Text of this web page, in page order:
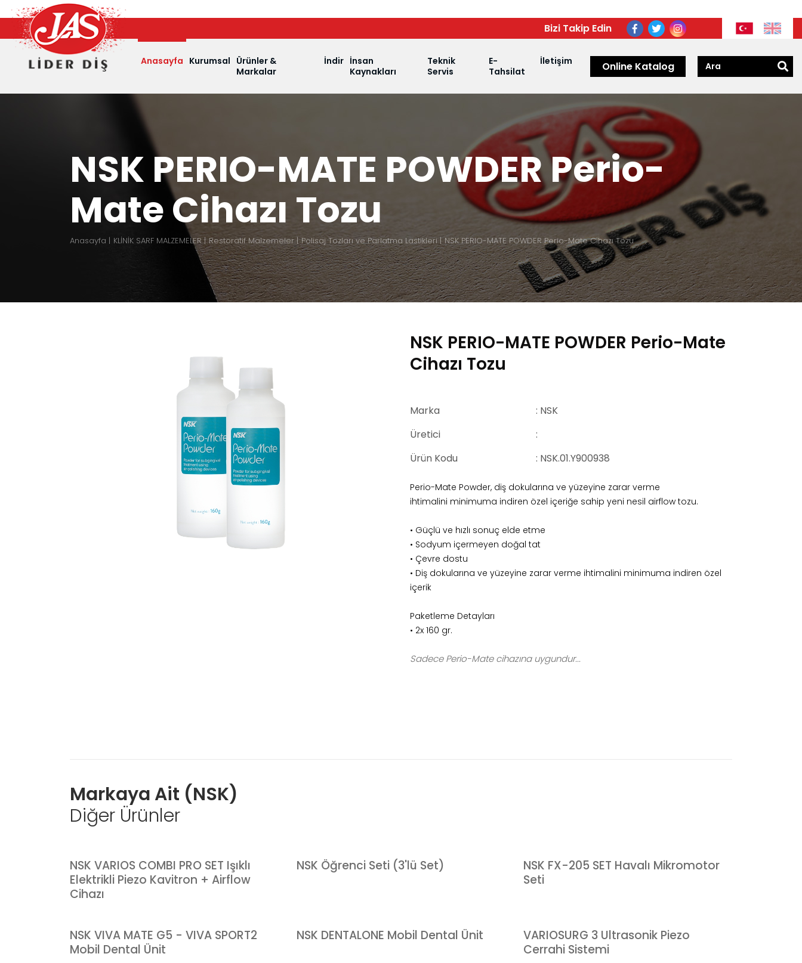
Bizi Takip Edin
Anasayfa Kurumsal Ürünler &
Markalar
İndir İnsan
Kaynakları
Teknik
Servis
E-
Tahsilat
İletişim Online Katalog
NSK PERIO-MATE POWDER Perio-
Mate Cihazı Tozu
Anasayfa KLİNİK SARF MALZEMELER Restoratif Malzemeler Polisaj Tozları ve Parlatma Lastikleri NSK PERIO-MATE POWDER Perio-Mate Cihazı Tozu
NSK PERIO-MATE POWDER Perio-Mate
Cihazı Tozu
Marka
: NSK
Üretici
:
Ürün Kodu
: NSK.01.Y900938
Perio-Mate Powder, diş dokularına ve yüzeyine zarar verme
ihtimalini minimuma indiren özel içeriğe sahip yeni nesil airflow tozu.
• Güçlü ve hızlı sonuç elde etme
• Sodyum içermeyen doğal tat
• Çevre dostu
• Diş dokularına ve yüzeyine zarar verme ihtimalini minimuma indiren özel
içerik
Paketleme Detayları
• 2x 160 gr.
Sadece Perio-Mate cihazına uygundur...
Markaya Ait (NSK)
Diğer Ürünler
NSK VARIOS COMBI PRO SET Işıklı
Elektrikli Piezo Kavitron + Airflow
Cihazı
NSK Öğrenci Seti (3'lü Set)
NSK FX-205 SET Havalı Mikromotor
Seti
NSK VIVA MATE G5 - VIVA SPORT2
Mobil Dental Ünit
NSK DENTALONE Mobil Dental Ünit
VARIOSURG 3 Ultrasonik Piezo
Cerrahi Sistemi